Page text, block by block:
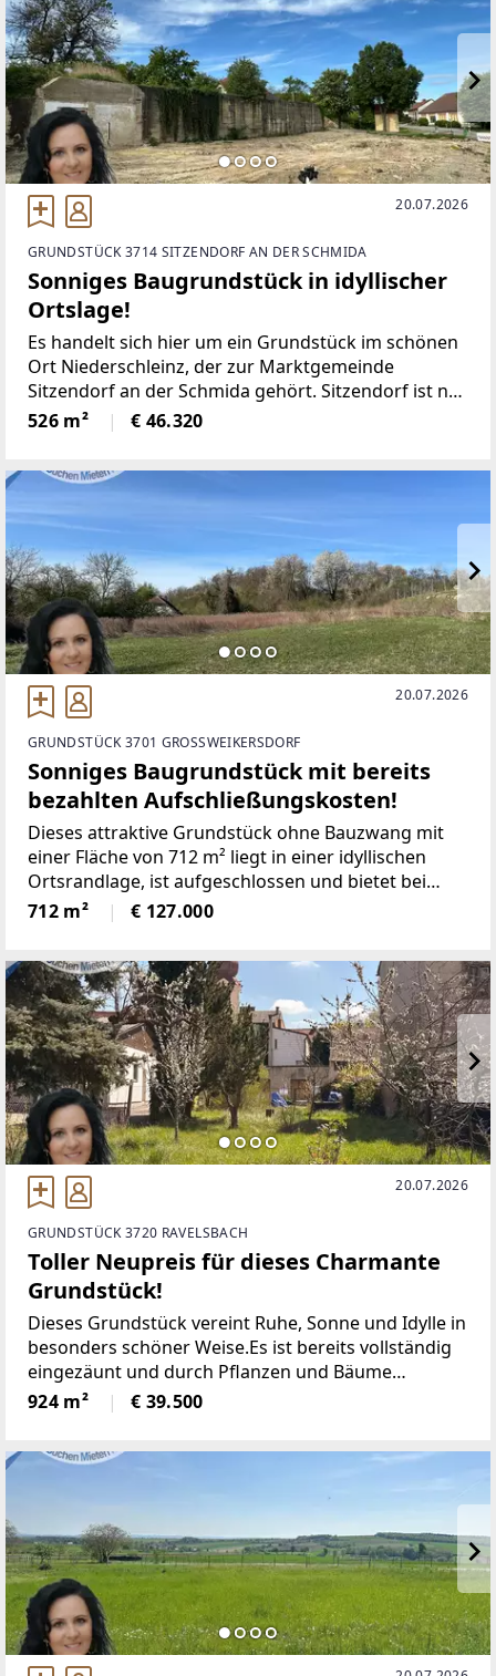
20.07.2026
GRUNDSTÜCK 3714 SITZENDORF AN DER SCHMIDA
Sonniges Baugrundstück in idyllischer
Ortslage!
Es handelt sich hier um ein Grundstück im schönen
Ort Niederschleinz, der zur Marktgemeinde
Sitzendorf an der Schmida gehört. Sitzendorf ist nur
ein paar Kilometer entfernt und bietet eine optimale
Infrastruktur, angefangen bei Nahversorgern,
526 m² € 46.320
20.07.2026
GRUNDSTÜCK 3701 GROSSWEIKERSDORF
Sonniges Baugrundstück mit bereits
bezahlten Aufschließungskosten!
Dieses attraktive Grundstück ohne Bauzwang mit
einer Fläche von 712 m² liegt in einer idyllischen
Ortsrandlage, ist aufgeschlossen und bietet bei
Bauklasse 1 und 2 eine gute Möglichkeit, Ihr
zukünftiges Traumhaus zu errichten. Da die
712 m² € 127.000
20.07.2026
GRUNDSTÜCK 3720 RAVELSBACH
Toller Neupreis für dieses Charmante
Grundstück!
Dieses Grundstück vereint Ruhe, Sonne und Idylle in
besonders schöner Weise.Es ist bereits vollständig
eingezäunt und durch Pflanzen und Bäume
begrünt, wodurch eine angenehme, geschützte
Atmosphäre entsteht. Die sonnige Lage sorgt für
924 m² € 39.500